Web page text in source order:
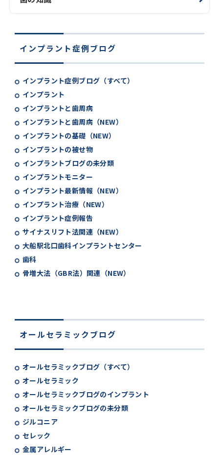
インプラント症例ブログ
インプラント症例ブログ（すべて）
インプラント
インプラントと歯周病
インプラントと歯周病（NEW）
インプラントの基礎（NEW）
インプラントの被せ物
インプラントブログの未分類
インプラントモニター
インプラント最新情報（NEW）
インプラント治療（NEW）
インプラント症例報告
サイナスリフト法関連（NEW）
大船駅北口歯科インプラントセンター
歯科
骨増大法（GBR法）関連（NEW）
オールセラミックブログ
オールセラミックブログ（すべて）
オールセラミック
オールセラミックブログのインプラント
オールセラミックブログの未分類
ジルコニア
セレック
金属アレルギー